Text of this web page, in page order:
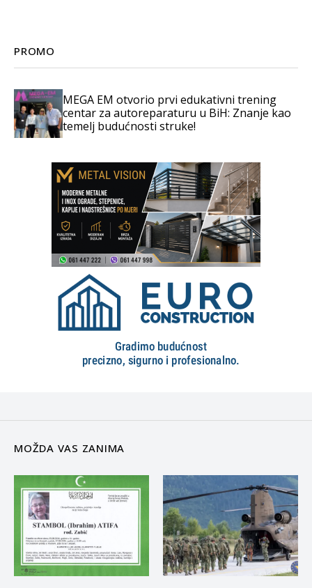
PROMO
MEGA EM otvorio prvi edukativni trening
centar za autoreparaturu u BiH: Znanje kao
temelj budućnosti struke!
MOŽDA VAS ZANIMA